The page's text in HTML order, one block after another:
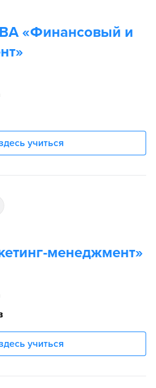
«Финансовый и
учиться
менеджмент»
учиться